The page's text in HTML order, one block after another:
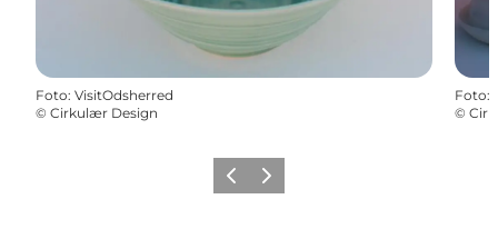
Foto: VisitOdsherred
© Cirkulær Design
Foto:
©
Vorherige Folie
Nächste Folie